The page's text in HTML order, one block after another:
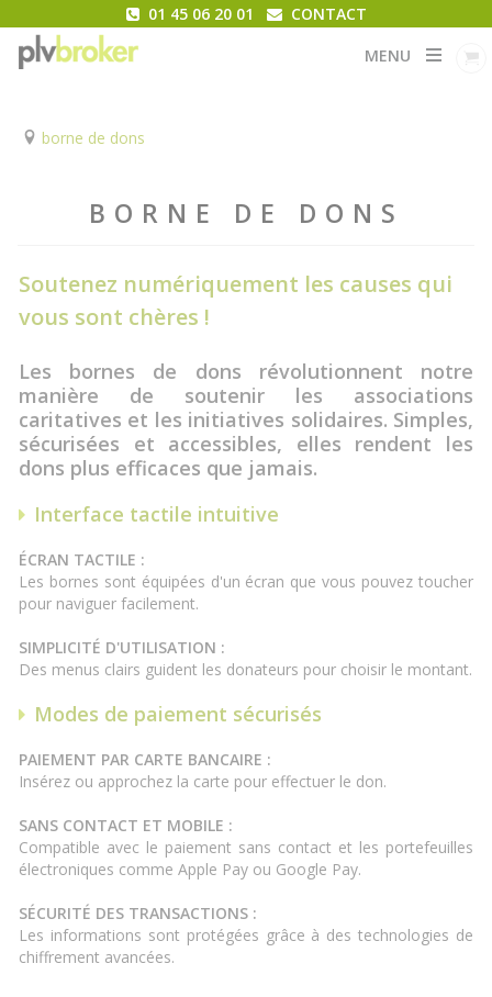
MENU
borne de dons
01 45 06 20 01 CONTACT
BORNE DE DONS
Soutenez numériquement les causes qui
vous sont chères !
Les bornes de dons révolutionnent notre
manière de soutenir les associations
caritatives et les initiatives solidaires. Simples,
sécurisées et accessibles, elles rendent les
dons plus efficaces que jamais.
Interface tactile intuitive
ÉCRAN TACTILE :
Les bornes sont équipées d'un écran que vous pouvez toucher
pour naviguer facilement.
SIMPLICITÉ D'UTILISATION :
Des menus clairs guident les donateurs pour choisir le montant.
Modes de paiement sécurisés
PAIEMENT PAR CARTE BANCAIRE :
Insérez ou approchez la carte pour effectuer le don.
SANS CONTACT ET MOBILE :
Compatible avec le paiement sans contact et les portefeuilles
électroniques comme Apple Pay ou Google Pay.
SÉCURITÉ DES TRANSACTIONS :
Les informations sont protégées grâce à des technologies de
chiffrement avancées.